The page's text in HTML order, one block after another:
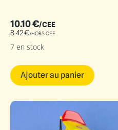
10.10€/CEE
8.42€/HORS CEE
7 en stock
Ajouter au panier